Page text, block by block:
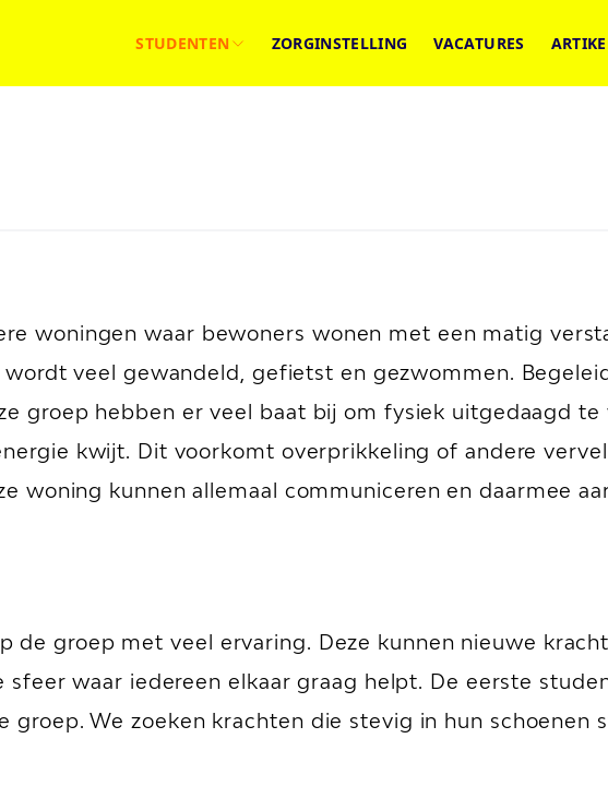
STUDENTEN ZORGINSTELLING VACATURES
woningen waar bewoners wonen met een matig
veel gewandeld, gefietst en gezwommen.
groep hebben er veel baat bij om fysiek uitgedaagd te
kwijt. Dit voorkomt overprikkeling of andere
woning kunnen allemaal communiceren en daarmee
de groep met veel ervaring. Deze kunnen nieuwe
waar iedereen elkaar graag helpt. De eerste
We zoeken krachten die stevig in hun schoenen